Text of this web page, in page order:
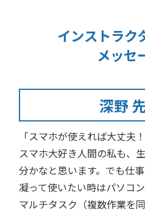
インストラク
メッセ
深野
「スマホが使えれば大丈夫
スマホ大好き人間の私も、
分かなと思います。でも仕
凝って使いたい時はパソコン
マルチタスク（複数作業を